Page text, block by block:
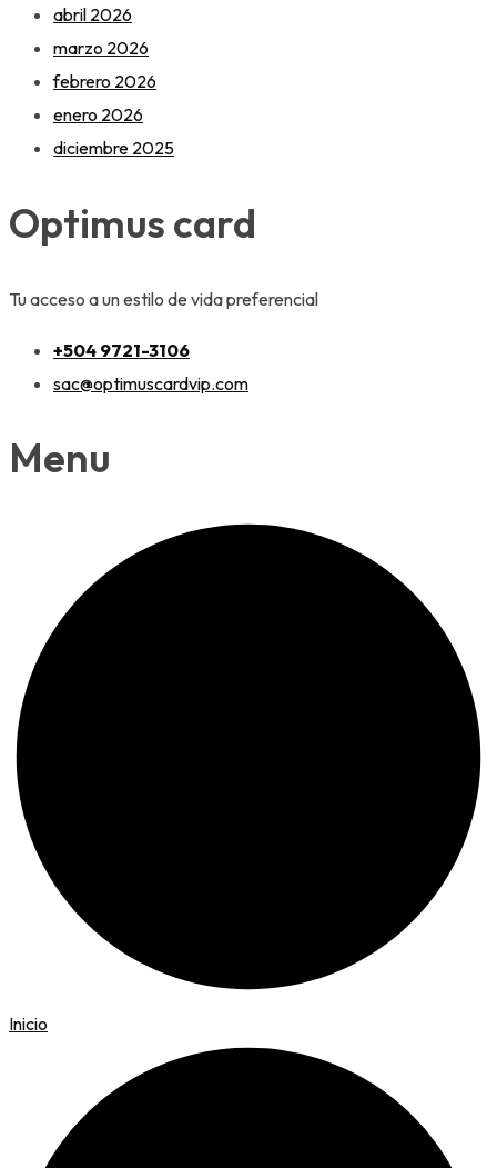
abril 2026
marzo 2026
febrero 2026
enero 2026
diciembre 2025
Optimus card
Tu acceso a un estilo de vida preferencial
+504 9721-3106
sac@optimuscardvip.com
Menu
Inicio